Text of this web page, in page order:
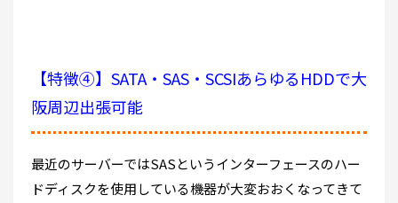
【特徴④】SATA・SAS・SCSIあらゆるHDDで大
阪周辺出張可能
最近のサーバーではSASというインターフェースのハー
ドディスクを使用している機器が大変おおくなってきて